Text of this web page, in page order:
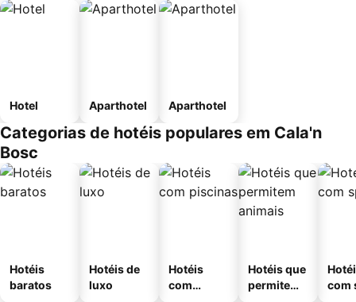
Hotel Aparthotel Aparthotel
Categorias de hotéis populares em Cala'n
Bosc
Hotéis
baratos
Hotéis de
luxo
Hotéis
com
Hotéis que
permitem
com